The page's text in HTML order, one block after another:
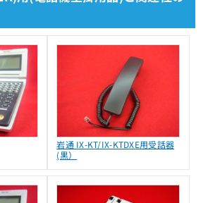
岩通 IX-KT/IX-KTDXE用受話器
(黒）